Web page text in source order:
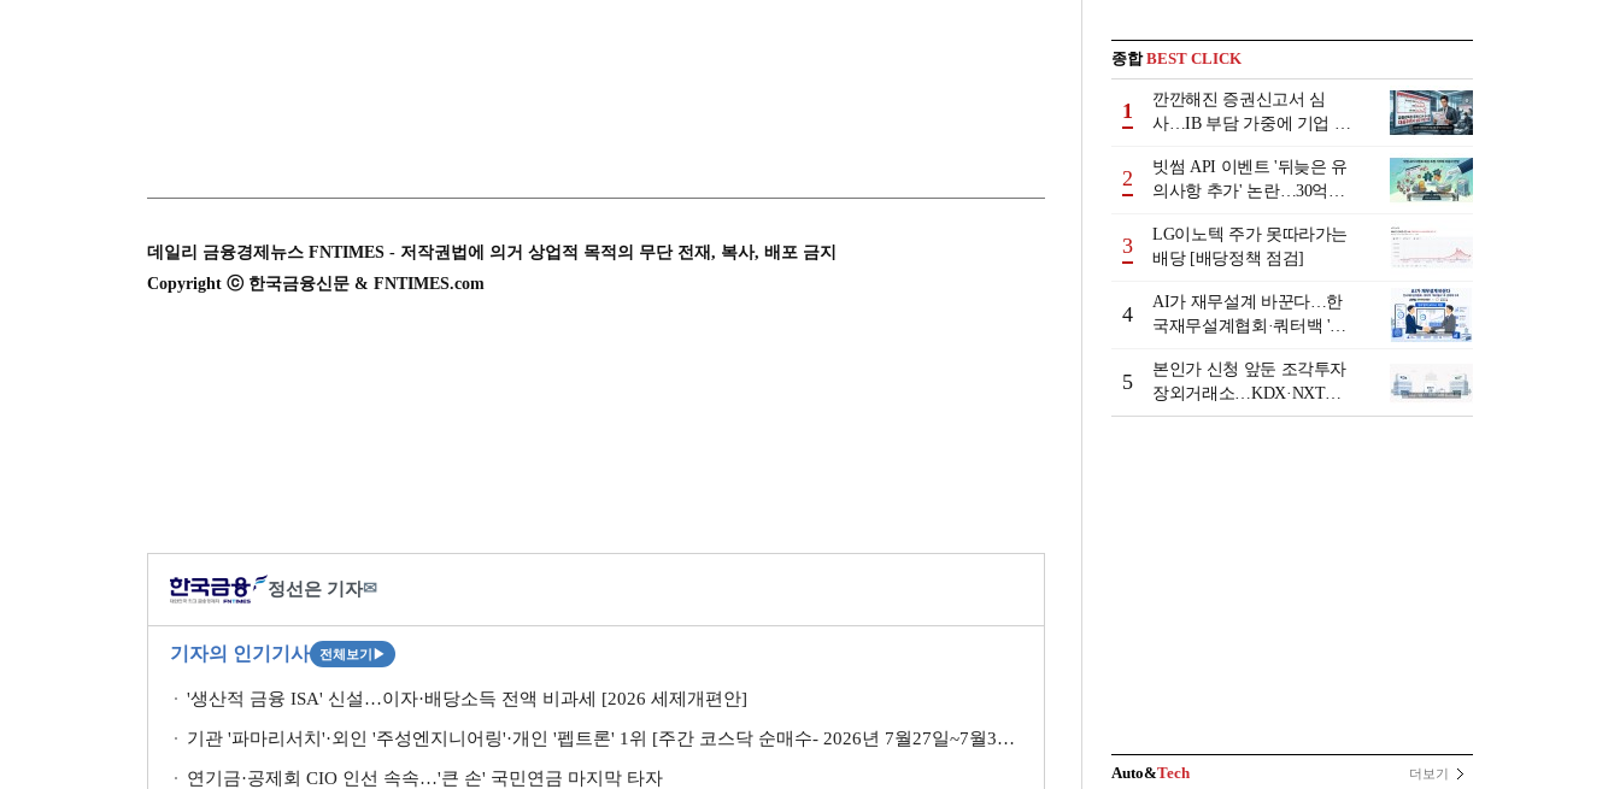
데일리 금융경제뉴스 FNTIMES - 저작권법에 의거 상업적 목적의 무단 전재, 복사, 배포 금지
Copyright ⓒ 한국금융신문 & FNTIMES.com
정선은 기자✉
기자의 인기기사 전체보기 ▶
'생산적 금융 ISA' 신설…이자·배당소득 전액 비과세 [2026 세제개편안]
기관 '파마리서치'·외인 '주성엔지니어링'·개인 '펩트론' 1위 [주간 코스닥 순매수- 2026년 7월27일~7월31일]
연기금·공제회 CIO 인선 속속…'큰 손' 국민연금 마지막 타자
종합BEST CLICK
1
깐깐해진 증권신고서 심
사…IB 부담 가중에 기업 자
2
빗썸 API 이벤트 '뒤늦은 유
의사항 추가' 논란…30억원
발
3
LG이노텍 주가 못따라가는
배당 [배당정책 점검]
4
AI가 재무설계 바꾼다…한
국재무설계협회·쿼터백 '베
5
본인가 신청 앞둔 조각투자
장외거래소…KDX·NXT컨
소 막판 점검 ‘분주’
Auto&Tech 더보기